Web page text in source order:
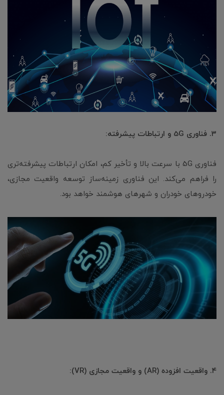
۳. فناوری 5G و ارتباطات پیشرفته:
فناوری 5G با سرعت بالا و تأخیر کم، امکان ارتباطات پیشرفته‌تری
را فراهم می‌کند. این فناوری زمینه‌ساز توسعه واقعیت مجازی،
خودروهای خودران و شهرهای هوشمند خواهد بود.
۴. واقعیت افزوده (AR) و واقعیت مجازی (VR):